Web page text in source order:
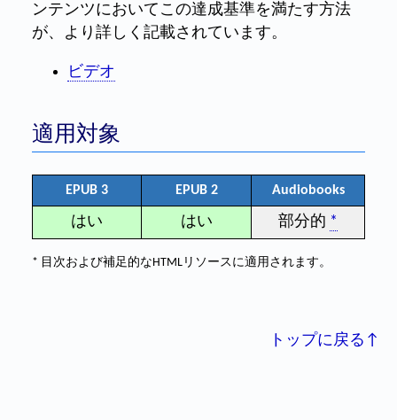
ンテンツにおいてこの達成基準を満たす方法
が、より詳しく記載されています。
ビデオ
適用対象
EPUB 3 EPUB 2 Audiobooks
はい はい 部分的 *
* 目次および補足的なHTMLリソースに適用されます。
トップに戻る↑